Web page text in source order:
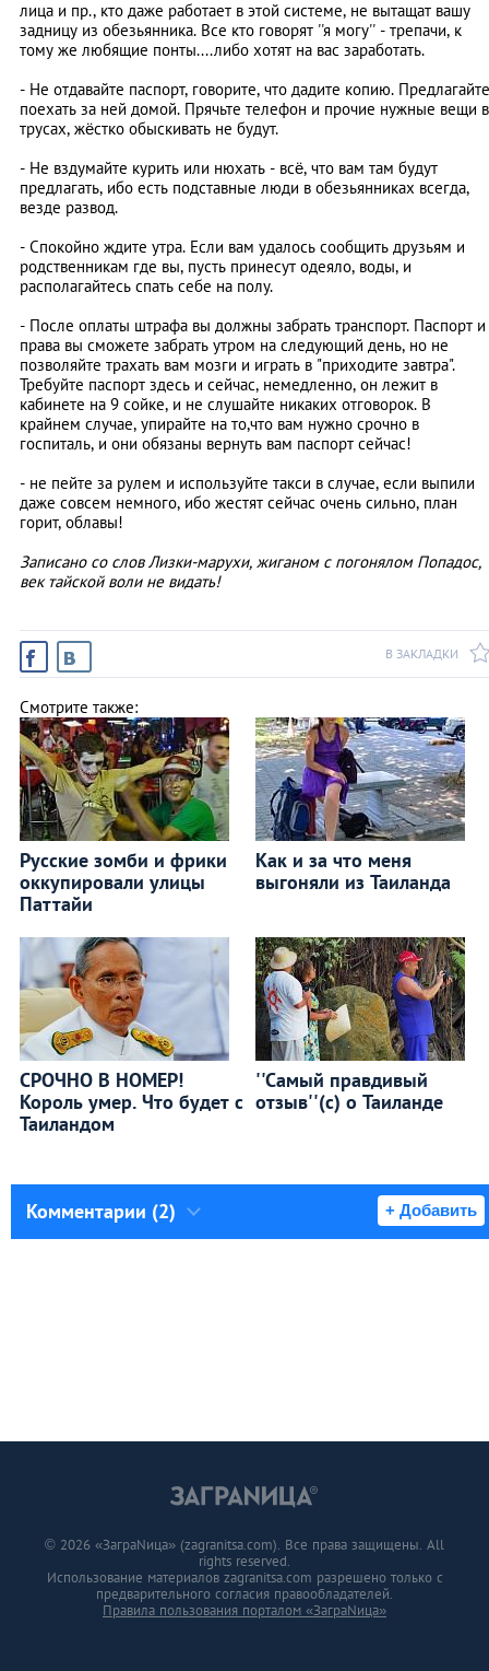
лица и пр., кто даже работает в этой системе, не вытащат вашу
задницу из обезьянника. Все кто говорят ''я могу'' - трепачи, к
тому же любящие понты....либо хотят на вас заработать.
- Не отдавайте паспорт, говорите, что дадите копию. Предлагайте
поехать за ней домой. Прячьте телефон и прочие нужные вещи в
трусах, жёстко обыскивать не будут.
- Не вздумайте курить или нюхать - всё, что вам там будут
предлагать, ибо есть подставные люди в обезьянниках всегда,
везде развод.
- Спокойно ждите утра. Если вам удалось сообщить друзьям и
родственникам где вы, пусть принесут одеяло, воды, и
располагайтесь спать себе на полу.
- После оплаты штрафа вы должны забрать транспорт. Паспорт и
права вы сможете забрать утром на следующий день, но не
позволяйте трахать вам мозги и играть в "приходите завтра".
Требуйте паспорт здесь и сейчас, немедленно, он лежит в
кабинете на 9 сойке, и не слушайте никаких отговорок. В
крайнем случае, упирайте на то,что вам нужно срочно в
госпиталь, и они обязаны вернуть вам паспорт сейчас!
- не пейте за рулем и используйте такси в случае, если выпили
даже совсем немного, ибо жестят сейчас очень сильно, план
горит, облавы!
Записано со слов Лизки-марухи, жиганом с погонялом Попадос,
век тайской воли не видать!
В ЗАКЛАДКИ
Смотрите также:
Русские зомби и фрики
оккупировали улицы
Паттайи
Как и за что меня
выгоняли из Таиланда
СРОЧНО В НОМЕР!
Король умер. Что будет с
Таиландом
''Самый правдивый
отзыв''(с) о Таиланде
Комментарии (2) + Добавить
© 2026 «ЗаграNица» (zagranitsa.com). Все права защищены. All
rights reserved.
Использование материалов zagranitsa.com разрешено только с
предварительного согласия правообладателей.
Правила пользования порталом «ЗаграNица»